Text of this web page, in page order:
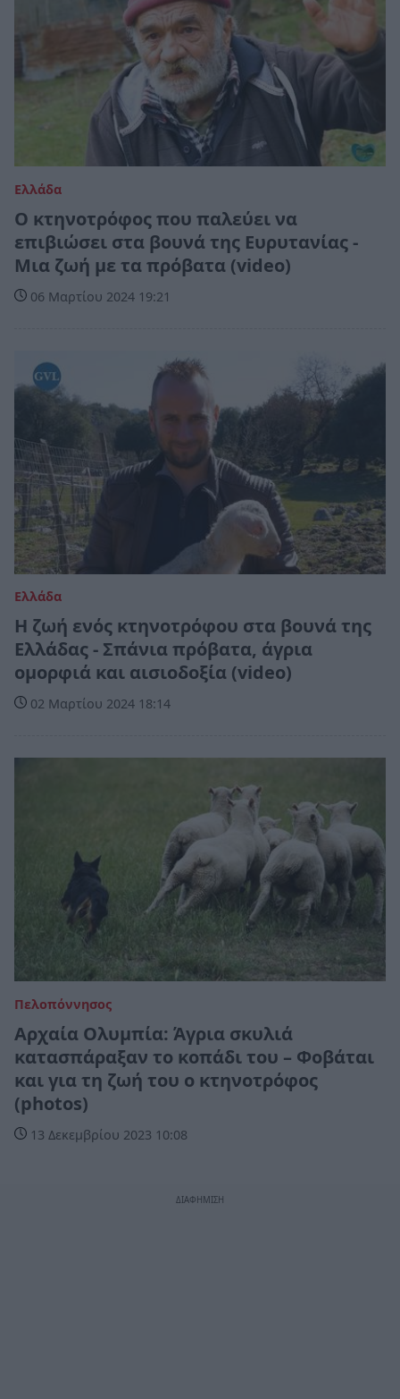
Ελλάδα
Ο κτηνοτρόφος που παλεύει να
επιβιώσει στα βουνά της Ευρυτανίας -
Μια ζωή με τα πρόβατα (video)
06 Μαρτίου 2024 19:21
Ελλάδα
Η ζωή ενός κτηνοτρόφου στα βουνά της
Ελλάδας - Σπάνια πρόβατα, άγρια
ομορφιά και αισιοδοξία (video)
02 Μαρτίου 2024 18:14
Πελοπόννησος
Αρχαία Ολυμπία: Άγρια σκυλιά
κατασπάραξαν το κοπάδι του – Φοβάται
και για τη ζωή του ο κτηνοτρόφος
(photos)
13 Δεκεμβρίου 2023 10:08